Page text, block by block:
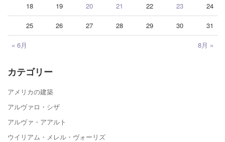
« 6月 8月 »
18 19 20 21 22 23 24
25 26 27 28 29 30 31
カテゴリー
アメリカの建築
アルヴァロ・シザ
アルヴァ・アアルト
ウイリアム・メレル・ヴォーリズ